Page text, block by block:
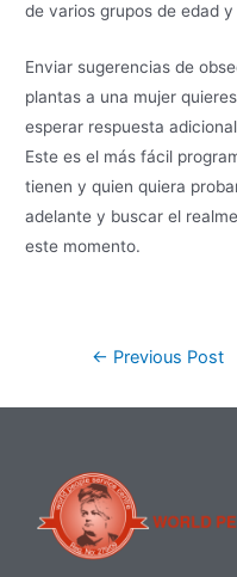
de varios grupos de edad y
Enviar sugerencias de
plantas a una mujer
esperar respuesta
Este es el más fácil
tienen y quien quiera
adelante y buscar el
este momento.
← Previous Post